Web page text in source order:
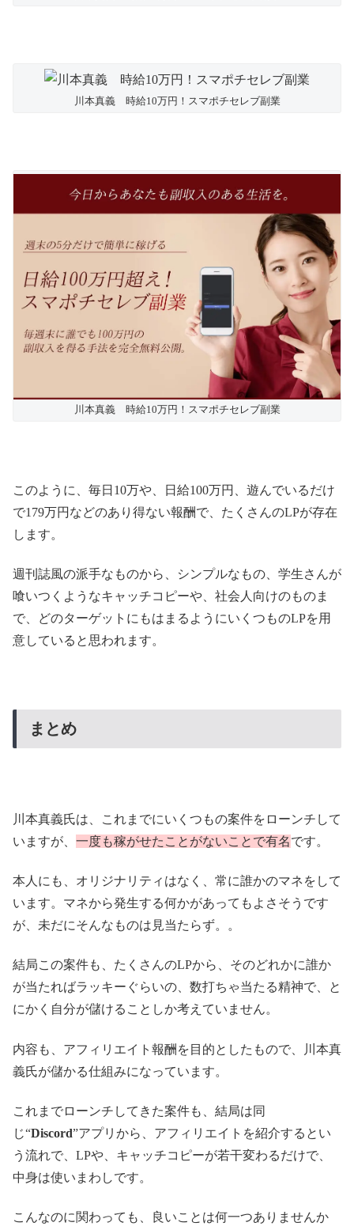
川本真義 時給10万円！スマポチセレブ副業
このように、毎日10万や、日給100万円、遊んでいるだけ
で179万円などのあり得ない報酬で、たくさんのLPが存在
週刊誌風の派手なものから、シンプルなもの、学生さんが
川本真義氏は、これまでにいくつもの案件をローンチして
います。マネから発生する何かがあってもよさそうです
が、未だにそんなものは見当たらず。。
が当たればラッキーぐらいの、数打ちゃ当たる精神で、と
にかく自分が儲けることしか考えていません。
内容も、アフィリエイト報酬を目的としたもので、川本真
義氏が儲かる仕組みになっています。
これまでローンチしてきた案件も、結局は同
じ“Discord”アプリから、アフィリエイトを紹介するとい
う流れで、LPや、キャッチコピーが若干変わるだけで、
中身は使いまわしです。
こんなのに関わっても、良いことは何一つありませんか
ら、いくら無料でも登録しないようにしてください。
大事な個人情報と、時間と労力を奪われるだけです。
そんなことよりも、自分の稼ぐ力をつけるのが1番です！
頑張りましょう。